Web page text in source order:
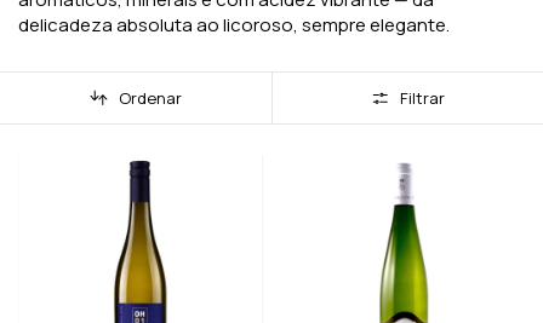
delicadeza absoluta ao licoroso, sempre elegante.
Ordenar Filtrar